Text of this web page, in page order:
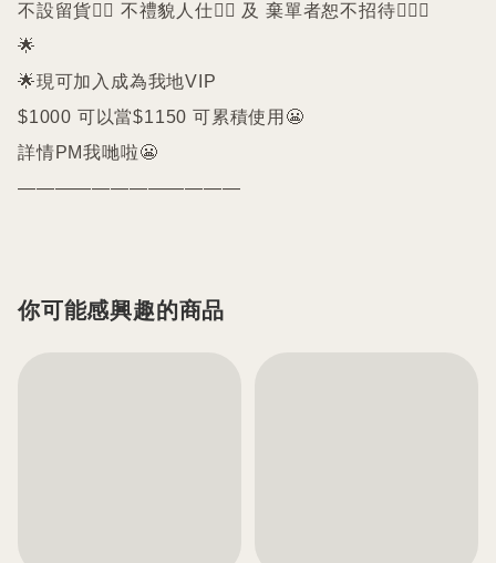
不設留貨🙅‍♀️ 不禮貌人仕🙅‍♀️ 及 棄單者恕不招待🙇🏻‍♀️
🌟
🌟現可加入成為我地VIP
$1000 可以當$1150 可累積使用😬
詳情PM我哋啦😬
————————————
你可能感興趣的商品